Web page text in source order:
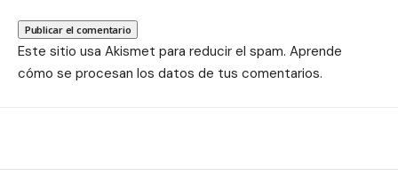
Este sitio usa Akismet para reducir el spam. Aprende
cómo se procesan los datos de tus comentarios.